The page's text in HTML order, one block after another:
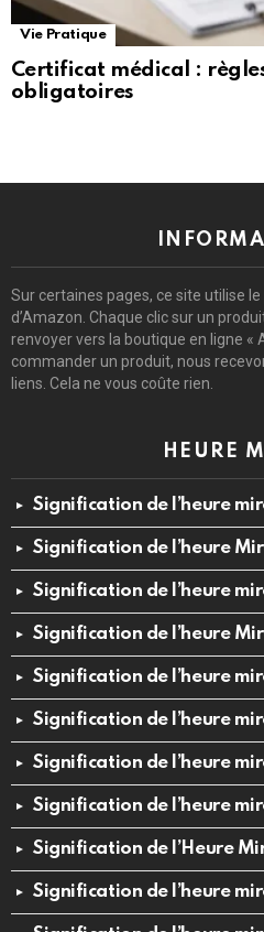
Vie Pratique
Certificat médical :
obligatoires
Sur certaines pages, ce site utilise
d’Amazon. Chaque clic sur un
renvoyer vers la boutique en ligne «
commander un produit, nous
liens. Cela ne vous coûte rien.
HEURE
Signification de l’heure
Signification de l’heure
Signification de l’heure
Signification de l’heure
Signification de l’heure
Signification de l’heure
Signification de l’heure
Signification de l’heure
Signification de l’Heure
Signification de l’heure